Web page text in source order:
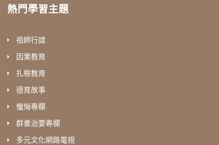
熱門學習主題
祖師行誼
因果教育
扎根教育
德育故事
懺悔專欄
群書治要專欄
多元文化網路電視